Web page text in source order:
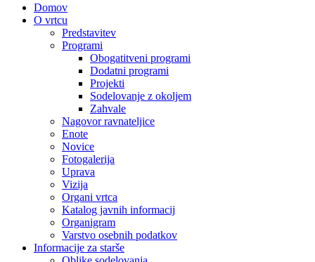
Domov
O vrtcu
Predstavitev
Programi
Obogatitveni programi
Dodatni programi
Projekti
Sodelovanje z okoljem
Zahvale
Nagovor ravnateljice
Enote
Novice
Fotogalerija
Uprava
Vizija
Organi vrtca
Katalog javnih informacij
Organigram
Varstvo osebnih podatkov
Informacije za starše